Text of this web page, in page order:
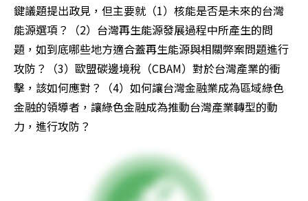
鍵議題提出政見，但主要就（1）核能是否是未來的台灣
能源選項？（2）台灣再生能源發展過程中所產生的問
題，如到底哪些地方適合蓋再生能源與相關弊案問題進行
攻防？（3）歐盟碳邊境稅（CBAM）對於台灣產業的衝
擊，該如何應對？（4）如何讓台灣金融業成為區域綠色
金融的領導者，讓綠色金融成為推動台灣產業轉型的動
力，進行攻防？